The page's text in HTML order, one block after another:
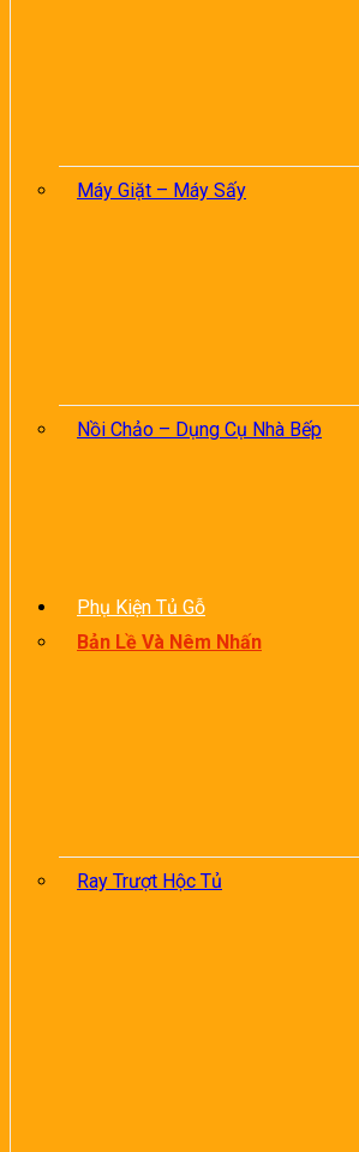
Máy Giặt – Máy Sấy
Nồi Chảo – Dụng Cụ Nhà Bếp
Phụ Kiện Tủ Gỗ
Bản Lề Và Nêm Nhấn
Ray Trượt Hộc Tủ